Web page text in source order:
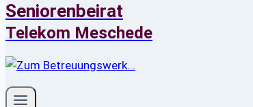
Seniorenbeirat
Telekom Meschede